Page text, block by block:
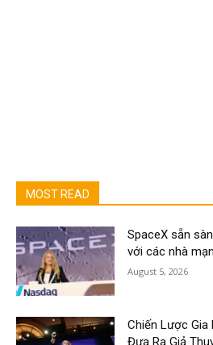
MOST READ
SpaceX sẵn
với các nhà
August 5, 2026
Chiến Lược Gia
Đưa Ra Giả